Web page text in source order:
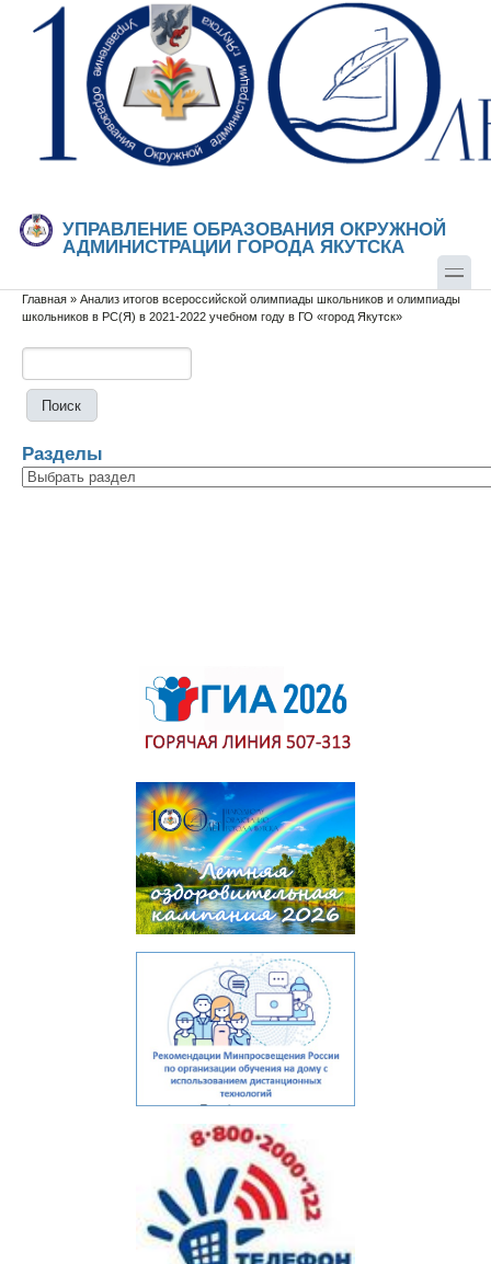
Перейти к основному содержанию
Skip to search
УПРАВЛЕНИЕ ОБРАЗОВАНИЯ ОКРУЖНОЙ
АДМИНИСТРАЦИИ ГОРОДА ЯКУТСКА
Вы здесь
Главная » Анализ итогов всероссийской олимпиады школьников и олимпиады
школьников в РС(Я) в 2021-2022 учебном году в ГО «город Якутск»
Разделы